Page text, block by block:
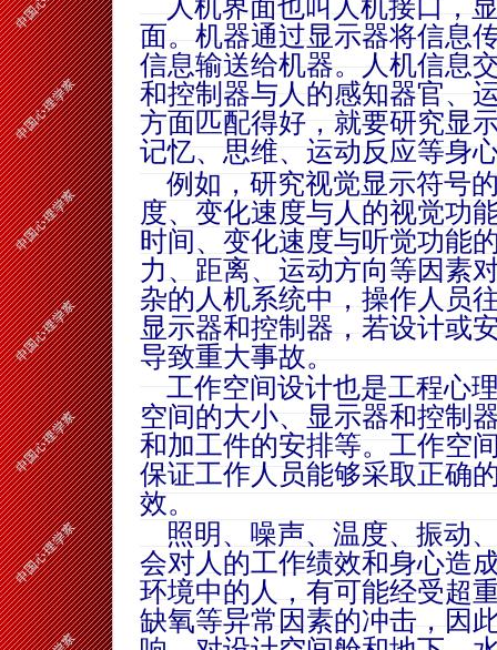
人机界面也叫人机接口，
面。机器通过显示器将信息
信息输送给机器。人机信息
和控制器与人的感知器官、
方面匹配得好，就要研究显
记忆、思维、运动反应等身
例如，研究视觉显示符号
度、变化速度与人的视觉功
时间、变化速度与听觉功能
力、距离、运动方向等因素
杂的人机系统中，操作人员
显示器和控制器，若设计或
导致重大事故。
工作空间设计也是工程心
空间的大小、显示器和控制
和加工件的安排等。工作空
保证工作人员能够采取正确
效。
照明、噪声、温度、振动
会对人的工作绩效和身心造
环境中的人，有可能经受超
缺氧等异常因素的冲击，因